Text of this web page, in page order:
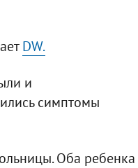
DW.
и
симптомы
Оба ребенка